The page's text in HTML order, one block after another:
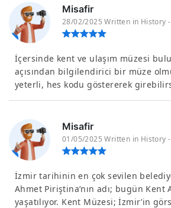
Misafir
28/02/2025 Written in History
İçersinde kent ve ulaşım müzesi
açısından bilgilendirici bir müze
yeterli, hes kodu göstererek
Misafir
01/05/2025 Written in History
İzmir tarihinin en çok sevilen
Ahmet Piriştina’nın adı; bugün Kent
yaşatılıyor. Kent Müzesi; İzmir’in